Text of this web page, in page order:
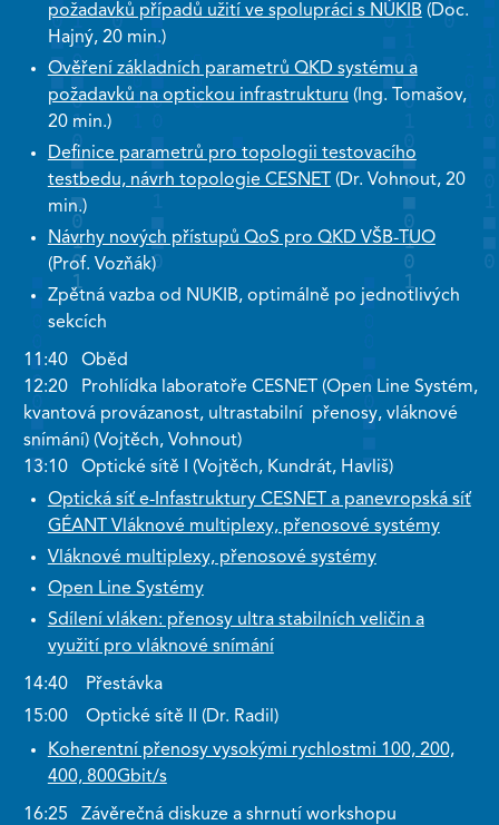
požadavků případů užití ve spolupráci s NÚKIB(Doc.
Hajný, 20 min.)
Ověření základních parametrů QKD systému a
požadavků na optickou infrastrukturu (Ing. Tomašov,
20 min.)
Definice parametrů pro topologii testovacího
testbedu, návrh topologie CESNET
(Dr. Vohnout, 20
min.)
Návrhy nových přístupů QoS pro QKD VŠB-TUO
(Prof. Vozňák)
Zpětná vazba od NUKIB, optimálně po jednotlivých
sekcích
11:40 Oběd
12:20 Prohlídka laboratoře CESNET (Open Line Systém,
kvantová provázanost, ultrastabilní přenosy, vláknové
snímání) (Vojtěch, Vohnout)
13:10 Optické sítě I (Vojtěch, Kundrát, Havliš)
Optická síť e-Infastruktury CESNET a panevropská síť
GÉANT Vláknové multiplexy, přenosové systémy
Vláknové multiplexy, přenosové systémy
Open Line Systémy
Sdílení vláken: přenosy ultra stabilních veličin a
využití pro vláknové snímání
14:40 Přestávka
15:00 Optické sítě II (Dr. Radil)
Koherentní přenosy vysokými rychlostmi 100, 200,
400, 800Gbit/s
16:25 Závěrečná diskuze a shrnutí workshopu